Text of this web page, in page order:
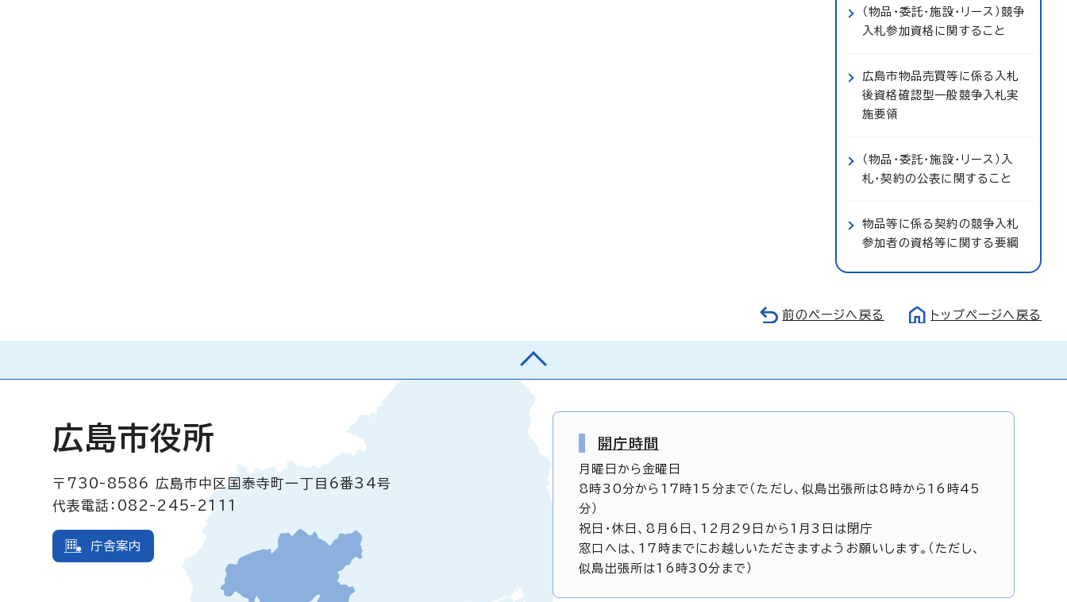
（物品・委託・施設・リース）競争
入札参加資格に関すること
広島市物品売買等に係る入札
後資格確認型一般競争入札実
施要領
（物品・委託・施設・リース）入
札・契約の公表に関すること
物品等に係る契約の競争入札
参加者の資格等に関する要綱
前のページへ戻る トップページへ戻る
広島市役所
〒730-8586
広島市中区国泰寺町一丁目6番34号
代表電話：082-245-2111
庁舎案内
開庁時間
月曜日から金曜日
8時30分から17時15分まで（ただし、似島出張所は8時から16時45
分）
祝日・休日、8月6日、12月29日から1月3日は閉庁
窓口へは、17時までにお越しいただきますようお願いします。（ただし、
似島出張所は16時30分まで）